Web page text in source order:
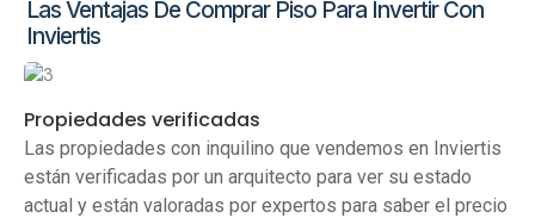
Las Ventajas De Comprar Piso Para Invertir Con
Inviertis
Propiedades verificadas
Las propiedades con inquilino que vendemos en Inviertis
están verificadas por un arquitecto para ver su estado
actual y están valoradas por expertos para saber el precio